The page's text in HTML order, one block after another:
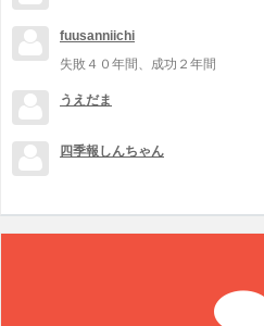
fuusanniichi
失敗４０年間、成功２年間
うえだま
四季報しんちゃん